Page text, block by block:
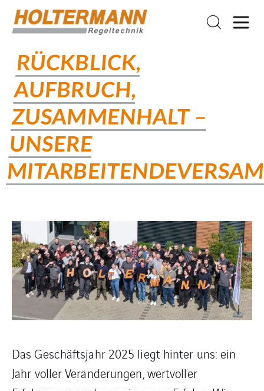
RÜCKBLICK,
AUFBRUCH,
ZUSAMMENHALT –
UNSERE
Das Geschäftsjahr 2025 liegt hinter uns: ein
Jahr voller Veränderungen, wertvoller